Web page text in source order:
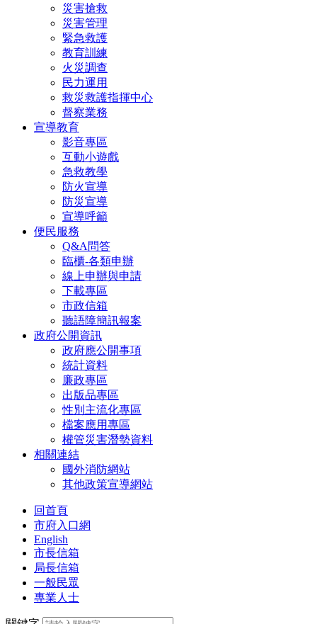
災害搶救
災害管理
緊急救護
教育訓練
火災調查
民力運用
救災救護指揮中心
督察業務
宣導教育
影音專區
互動小遊戲
急救教學
防火宣導
防災宣導
宣導呼籲
便民服務
Q&A問答
臨櫃-各類申辦
線上申辦與申請
下載專區
市政信箱
聽語障簡訊報案
政府公開資訊
政府應公開事項
統計資料
廉政專區
出版品專區
性別主流化專區
檔案應用專區
權管災害潛勢資料
相關連結
國外消防網站
其他政策宣導網站
回首頁
市府入口網
English
市長信箱
局長信箱
一般民眾
專業人士